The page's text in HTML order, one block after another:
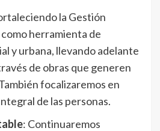
la Gestión
herramienta de
y urbana, llevando adelante
de obras que generen
focalizaremos en
de las personas.
: Continuaremos